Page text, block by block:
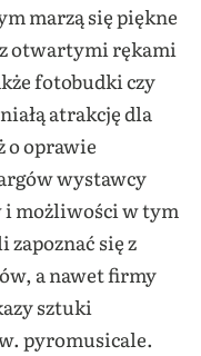
marzą się piękne
otwartymi rękami
fotobudki czy
atrakcję dla
o oprawie
wystawcy
i możliwości w tym
zapoznać się z
a nawet firmy
sztuki
pyromusicale.